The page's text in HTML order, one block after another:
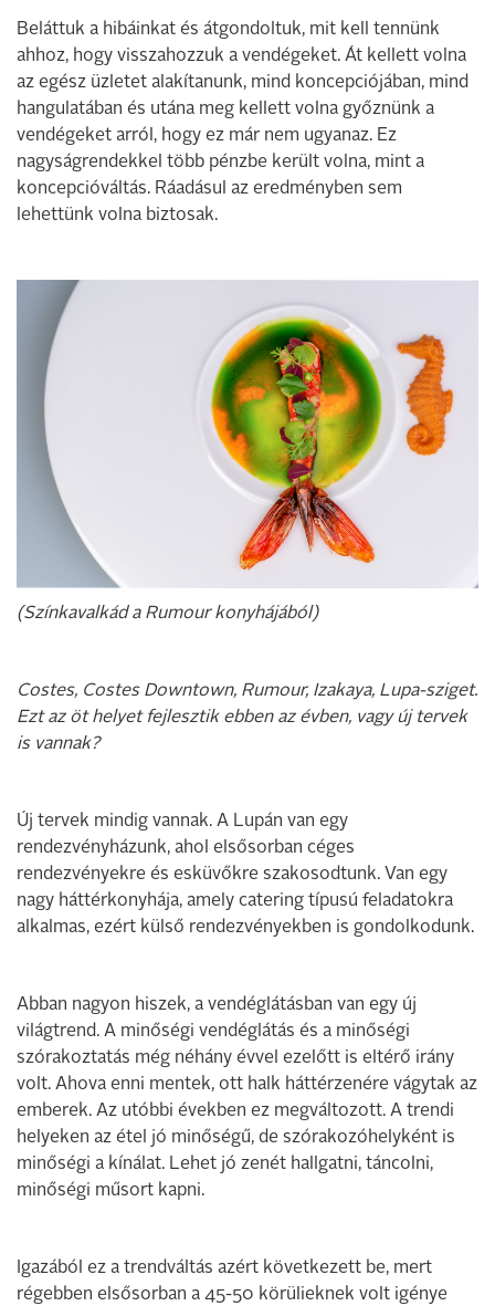
Beláttuk a hibáinkat és átgondoltuk, mit kell tennünk
ahhoz, hogy visszahozzuk a vendégeket. Át kellett volna
az egész üzletet alakítanunk, mind koncepciójában, mind
hangulatában és utána meg kellett volna győznünk a
vendégeket arról, hogy ez már nem ugyanaz. Ez
nagyságrendekkel több pénzbe került volna, mint a
koncepcióváltás. Ráadásul az eredményben sem
lehettünk volna biztosak.
(Színkavalkád a Rumour konyhájából)
Costes, Costes Downtown, Rumour, Izakaya, Lupa-sziget.
Ezt az öt helyet fejlesztik ebben az évben, vagy új tervek
is vannak?
Új tervek mindig vannak. A Lupán van egy
rendezvényházunk, ahol elsősorban céges
rendezvényekre és esküvőkre szakosodtunk. Van egy
nagy háttérkonyhája, amely catering típusú feladatokra
alkalmas, ezért külső rendezvényekben is gondolkodunk.
Abban nagyon hiszek, a vendéglátásban van egy új
világtrend. A minőségi vendéglátás és a minőségi
szórakoztatás még néhány évvel ezelőtt is eltérő irány
volt. Ahova enni mentek, ott halk háttérzenére vágytak az
emberek. Az utóbbi években ez megváltozott. A trendi
helyeken az étel jó minőségű, de szórakozóhelyként is
minőségi a kínálat. Lehet jó zenét hallgatni, táncolni,
minőségi műsort kapni.
Igazából ez a trendváltás azért következett be, mert
régebben elsősorban a 45-50 körülieknek volt igénye